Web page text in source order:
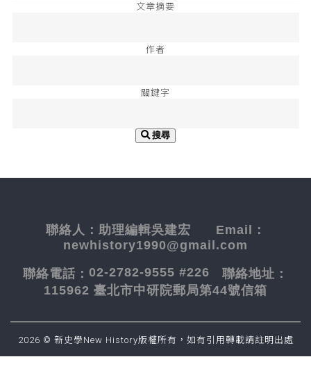
文章摘要
作者
關鍵字
搜尋
聯絡人： 助理編輯吳建宏 Email：
newhistory1990@gmail.com
聯絡電話： 02-2782-9555 #226 聯絡地址：
115962 臺北市中研院郵局第44號信箱
2026 © 新史學New History版權所有，如有引用轉載請註明出處